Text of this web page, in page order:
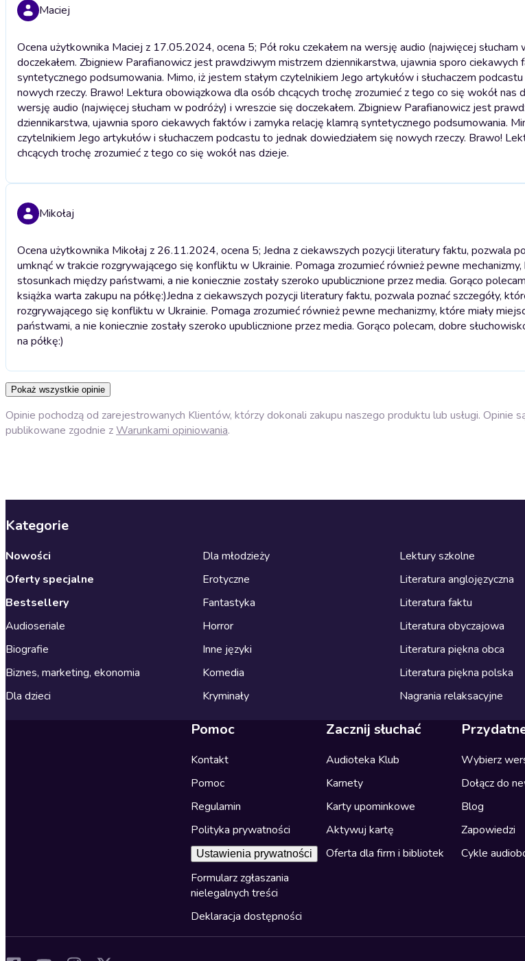
Maciej
Ocena użytkownika Maciej z 17.05.2024, ocena 5; Pół roku czekałem na wersję audio (najwięcej
doczekałem. Zbigniew Parafianowicz jest prawdziwym mistrzem dziennikarstwa, ujawnia sporo ciekawych
syntetycznego podsumowania. Mimo, iż jestem stałym czytelnikiem Jego artykułów i słuchaczem
nowych rzeczy. Brawo! Lektura obowiązkowa dla osób chcących trochę zrozumieć z tego co się wokół nas
wersję audio (najwięcej słucham w podróży) i wreszcie się doczekałem. Zbigniew Parafianowicz jest
dziennikarstwa, ujawnia sporo ciekawych faktów i zamyka relację klamrą syntetycznego podsumowania.
czytelnikiem Jego artykułów i słuchaczem podcastu to jednak dowiedziałem się nowych rzeczy. Brawo!
chcących trochę zrozumieć z tego co się wokół nas dzieje.
Mikołaj
Ocena użytkownika Mikołaj z 26.11.2024, ocena 5; Jedna z ciekawszych pozycji literatury faktu, pozwala
umknąć w trakcie rozgrywającego się konfliktu w Ukrainie. Pomaga zrozumieć również pewne
stosunkach między państwami, a nie koniecznie zostały szeroko upublicznione przez media. Gorąco
książka warta zakupu na półkę:)Jedna z ciekawszych pozycji literatury faktu, pozwala poznać szczegóły,
rozgrywającego się konfliktu w Ukrainie. Pomaga zrozumieć również pewne mechanizmy, które miały
państwami, a nie koniecznie zostały szeroko upublicznione przez media. Gorąco polecam, dobre
na półkę:)
Pokaż wszystkie opinie
Opinie pochodzą od zarejestrowanych Klientów, którzy dokonali zakupu naszego produktu lub usługi. Opinie
publikowane zgodnie zWarunkami opiniowania.
Kategorie
Nowości
Oferty specjalne
Bestsellery
Audioseriale
Biografie
Biznes, marketing, ekonomia
Dla dzieci
Dla młodzieży
Erotyczne
Fantastyka
Horror
Inne języki
Komedia
Kryminały
Lektury szkolne
Literatura anglojęzyczna
Literatura faktu
Literatura obyczajowa
Literatura piękna obca
Literatura piękna polska
Nagrania relaksacyjne
Pomoc
Kontakt
Pomoc
Regulamin
Polityka prywatności
Ustawienia prywatności
Formularz zgłaszania
nielegalnych treści
Deklaracja dostępności
Zacznij słuchać
Audioteka Klub
Karnety
Karty upominkowe
Aktywuj kartę
Oferta dla firm i bibliotek
Wybierz
Dołącz do
Blog
Zapowiedzi
Cykle